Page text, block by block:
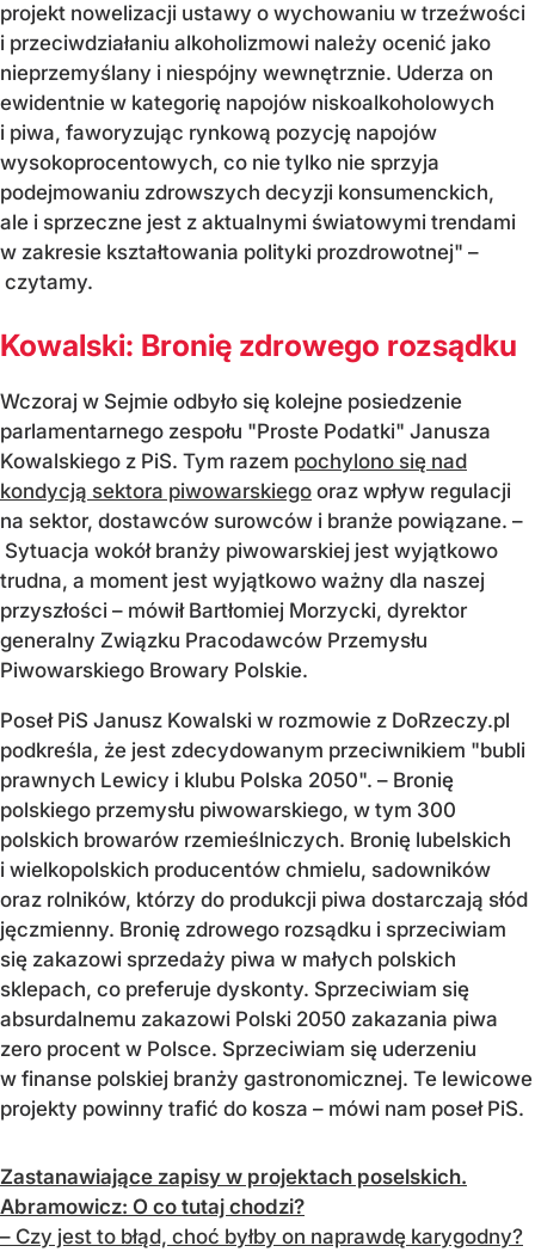
projekt nowelizacji ustawy o wychowaniu w trzeźwości
i przeciwdziałaniu alkoholizmowi należy ocenić jako
nieprzemyślany i niespójny wewnętrznie. Uderza on
ewidentnie w kategorię napojów niskoalkoholowych
i piwa, faworyzując rynkową pozycję napojów
wysokoprocentowych, co nie tylko nie sprzyja
podejmowaniu zdrowszych decyzji konsumenckich,
ale i sprzeczne jest z aktualnymi światowymi trendami
w zakresie kształtowania polityki prozdrowotnej" –
czytamy.
Kowalski: Bronię zdrowego rozsądku
Wczoraj w Sejmie odbyło się kolejne posiedzenie
parlamentarnego zespołu "Proste Podatki" Janusza
Kowalskiego z PiS. Tym razem pochylono się nad
kondycją sektora piwowarskiego oraz wpływ regulacji
na sektor, dostawców surowców i branże powiązane. –
Sytuacja wokół branży piwowarskiej jest wyjątkowo
trudna, a moment jest wyjątkowo ważny dla naszej
przyszłości – mówił Bartłomiej Morzycki, dyrektor
generalny Związku Pracodawców Przemysłu
Piwowarskiego Browary Polskie.
Poseł PiS Janusz Kowalski w rozmowie z DoRzeczy.pl
podkreśla, że jest zdecydowanym przeciwnikiem "bubli
prawnych Lewicy i klubu Polska 2050". – Bronię
polskiego przemysłu piwowarskiego, w tym 300
polskich browarów rzemieślniczych. Bronię lubelskich
i wielkopolskich producentów chmielu, sadowników
oraz rolników, którzy do produkcji piwa dostarczają słód
jęczmienny. Bronię zdrowego rozsądku i sprzeciwiam
się zakazowi sprzedaży piwa w małych polskich
sklepach, co preferuje dyskonty. Sprzeciwiam się
absurdalnemu zakazowi Polski 2050 zakazania piwa
zero procent w Polsce. Sprzeciwiam się uderzeniu
w finanse polskiej branży gastronomicznej. Te lewicowe
projekty powinny trafić do kosza – mówi nam poseł PiS.
Zastanawiające zapisy w projektach poselskich.
Abramowicz: O co tutaj chodzi?
– Czy jest to błąd, choć byłby on naprawdę karygodny?